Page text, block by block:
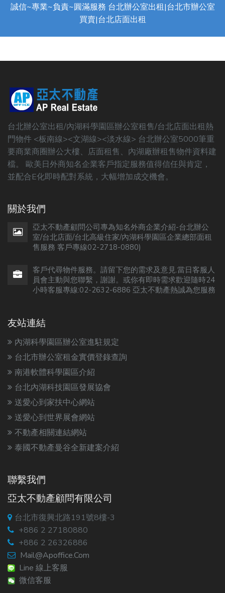
誠信~專業~負責~圓滿服務 台北辦公室出租|台北市辦公室
買賣|台北店面出租
台北辦公室出租/內湖科學園區辦公室租售/台北店面出租熱
門物件 <板南線><文湖線><淡水線> 台北辦公室5000筆重
要商業商圈辦公大樓、店面租售、內湖廠辦租售物件資料建
檔。 歐美日外商知名企業客戶指定服務值得信任與肯定，
並配合E化即時配對系統，大幅增加成交機會。
關於我們
亞太不動產顧問公司專為知名外商企業介紹-台北辦公
室/台北店面/台北高級住家/內湖科學園區企業總部面租
售服務 客戶專線02-2718-0880)
客戶代尋物件服務。請留下您的需求及意見.當日客服人
員會主動與您聯繫，謝謝。或你有即時需求歡迎隨時24
小時客服專線:02-2632-6886 亞太不動產熱誠為您服務
友站連結
內湖科學園區辦公室進駐規定
台北市辦公室租金實價登錄查詢
南港軟體科學園區介紹
台北內湖科技園區發展協會
送愛心到家扶中心網站
送愛心到世界展會網站
不動產相關連結網站
泰國不動產曼谷全新建案介紹
聯繫我們
亞太不動產顧問有限公司
台北市復興北路191號8樓-3
+886 2 27180880
+886 2 26326886
Mail@apoffice.com
Line 線上客服
微信客服